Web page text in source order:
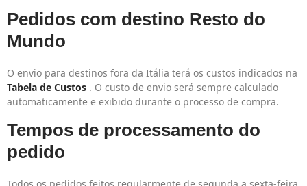
Pedidos com destino Resto do
Mundo
O envio para destinos fora da Itália terá os custos indicados na
Tabela de Custos . O custo de envio será sempre calculado
automaticamente e exibido durante o processo de compra.
Tempos de processamento do
pedido